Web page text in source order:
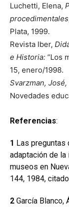
Luchetti, Elena,
procedimentales
Plata, 1999.
Revista Iber,
e Historia: “Los
15, enero/1998.
Svarzman, José,
Novedades
Referencias:
1 Las preguntas
adaptación de la
museos en
144, 1984,
2 García Blanco,